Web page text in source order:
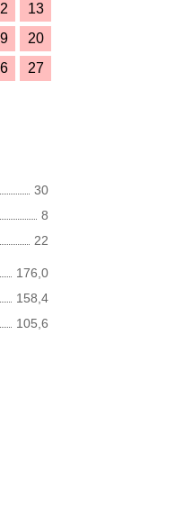
13
20
27
30
8
22
176,0
158,4
105,6